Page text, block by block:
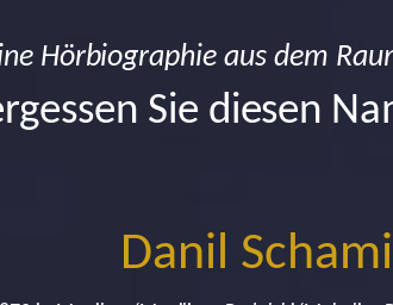
Hörbiographie aus dem
Sie diesen
Danil